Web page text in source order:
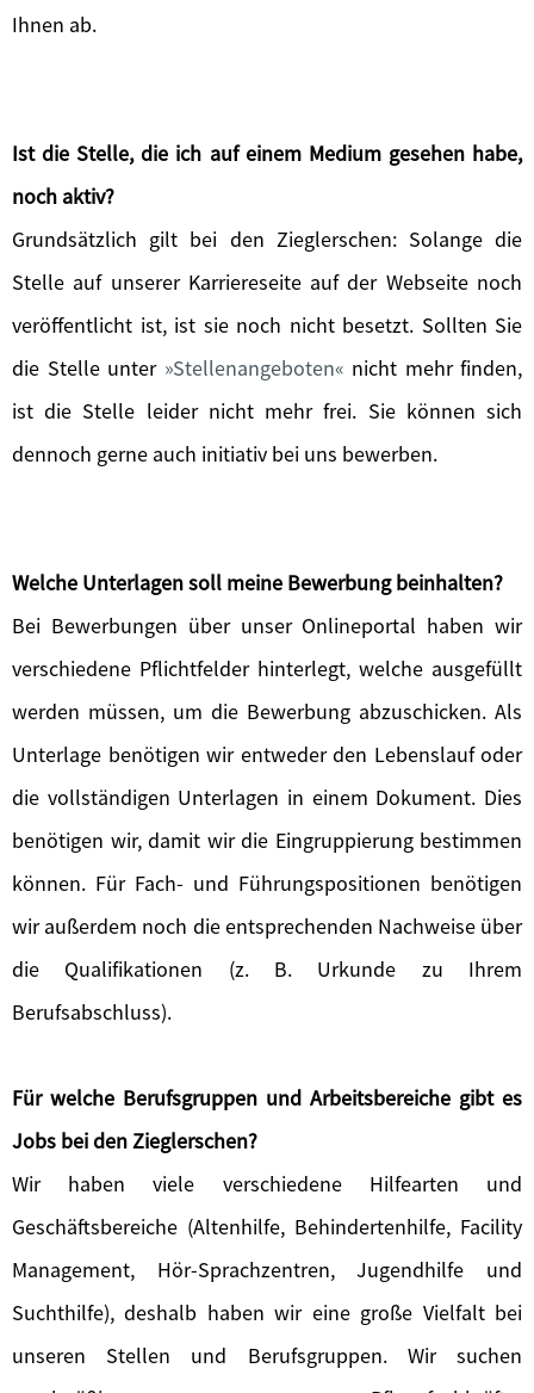
Ihnen ab.
Ist die Stelle, die ich auf einem Medium gesehen habe,
noch aktiv?
Grundsätzlich gilt bei den Zieglerschen: Solange die
Stelle auf unserer Karriereseite auf der Webseite noch
veröffentlicht ist, ist sie noch nicht besetzt. Sollten Sie
die Stelle unter Stellenangeboten
nicht mehr finden,
ist die Stelle leider nicht mehr frei. Sie können sich
dennoch gerne auch initiativ bei uns bewerben.
Welche Unterlagen soll meine Bewerbung beinhalten?
Bei Bewerbungen über unser Onlineportal haben wir
verschiedene Pflichtfelder hinterlegt, welche ausgefüllt
werden müssen, um die Bewerbung abzuschicken. Als
Unterlage benötigen wir entweder den Lebenslauf oder
die vollständigen Unterlagen in einem Dokument. Dies
benötigen wir, damit wir die Eingruppierung bestimmen
können. Für Fach- und Führungspositionen benötigen
wir außerdem noch die entsprechenden Nachweise über
die Qualifikationen (z. B. Urkunde zu Ihrem
Berufsabschluss).
Für welche Berufsgruppen und Arbeitsbereiche gibt es
Jobs bei den Zieglerschen?
Wir haben viele verschiedene Hilfearten und
Geschäftsbereiche (Altenhilfe, Behindertenhilfe, Facility
Management, Hör-Sprachzentren, Jugendhilfe und
Suchthilfe), deshalb haben wir eine große Vielfalt bei
unseren Stellen und Berufsgruppen. Wir suchen